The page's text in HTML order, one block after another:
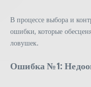
В процессе выбора и
ошибки, которые
ловушек.
Ошибка №1: